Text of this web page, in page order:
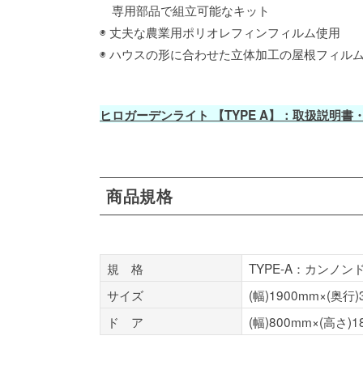
専用部品で組立可能なキット
◉ 丈夫な農業用ポリオレフィンフィルム使用
◉ ハウスの形に合わせた立体加工の屋根フィル
ヒロガーデンライト 【TYPE A】：取扱説明書
商品規格
規 格
TYPE-A：カンノン
サイズ
(幅)1900mm×(奥行
ド ア
(幅)800mm×(高さ